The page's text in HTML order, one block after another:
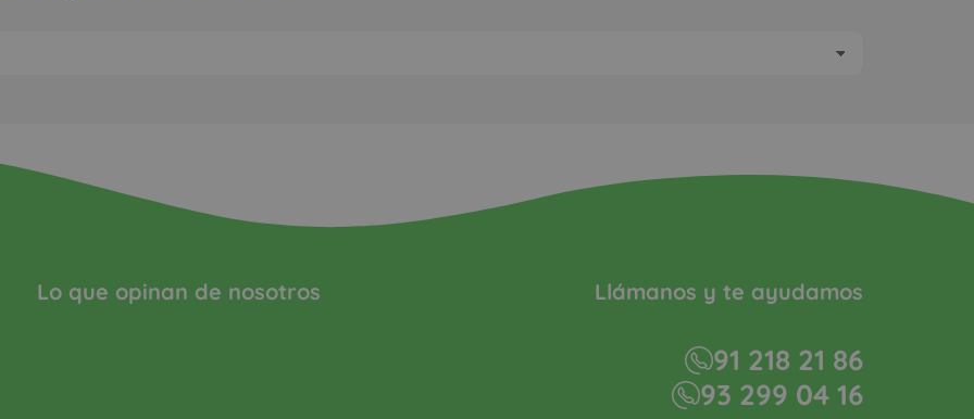
Lo que opinan de nosotros Llámanos y te ayudamos
91 218 21 86
93 299 04 16